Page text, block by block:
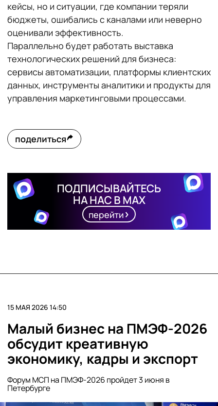
кейсы, но и ситуации, где компании теряли
бюджеты, ошибались с каналами или неверно
оценивали эффективность.
Параллельно будет работать выставка
технологических решений для бизнеса:
сервисы автоматизации, платформы клиентских
данных, инструменты аналитики и продукты для
управления маркетинговыми процессами.
поделиться
ПОДПИСЫВАЙТЕСЬ
НА НАС В MAX
перейти
15 МАЯ 2026 14:50
Малый бизнес на ПМЭФ-2026
обсудит креативную
экономику, кадры и экспорт
Форум МСП на ПМЭФ-2026 пройдет 3 июня в
Петербурге